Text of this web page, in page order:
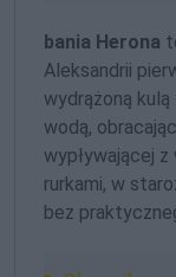
bania Herona
Aleksandrii
wydrążoną kulą
wodą,
wypływającej
rurkami, w
bez